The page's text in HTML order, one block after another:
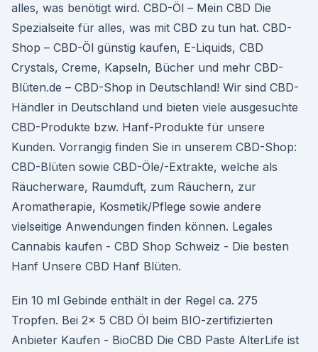
alles, was benötigt wird. CBD-Öl – Mein CBD Die
Spezialseite für alles, was mit CBD zu tun hat. CBD-
Shop – CBD-Öl günstig kaufen, E-Liquids, CBD
Crystals, Creme, Kapseln, Bücher und mehr CBD-
Blüten.de – CBD-Shop in Deutschland! Wir sind CBD-
Händler in Deutschland und bieten viele ausgesuchte
CBD-Produkte bzw. Hanf-Produkte für unsere
Kunden. Vorrangig finden Sie in unserem CBD-Shop:
CBD-Blüten sowie CBD-Öle/-Extrakte, welche als
Räucherware, Raumduft, zum Räuchern, zur
Aromatherapie, Kosmetik/Pflege sowie andere
vielseitige Anwendungen finden können. Legales
Cannabis kaufen - CBD Shop Schweiz - Die besten
Hanf Unsere CBD Hanf Blüten.
Ein 10 ml Gebinde enthält in der Regel ca. 275
Tropfen. Bei 2x 5 CBD Öl beim BIO-zertifizierten
Anbieter Kaufen - BioCBD Die CBD Paste AlterLife ist